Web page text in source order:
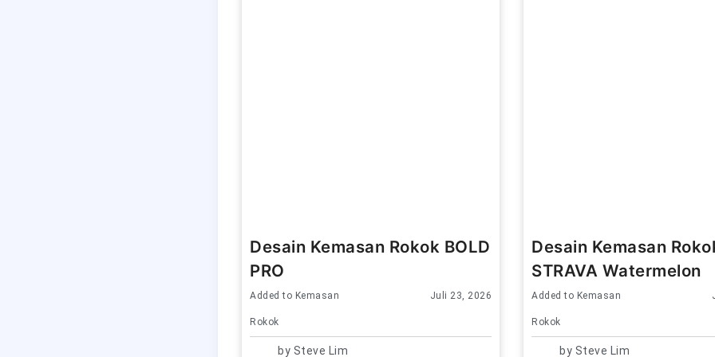
Desain Kemasan Rokok BOLD
PRO
Added to Kemasan
Rokok
Juli 23, 2026
by Steve Lim
Desain Kemasan
STRAVA Watermelon
Added to Kemasan
Rokok
by Steve Lim